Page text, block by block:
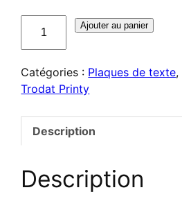
de
texte
4922
Ajouter au panier
Catégories : Plaques de texte,
Trodat Printy
Description
Description